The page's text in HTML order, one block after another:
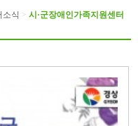
소식 > 시·군장애인가족지원센터